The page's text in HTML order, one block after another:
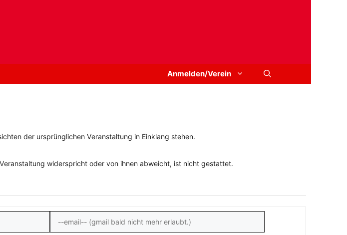
Anmelden/Verein
der ursprünglichen Veranstaltung in Einklang stehen.
widerspricht oder von ihnen abweicht, ist nicht gestattet.